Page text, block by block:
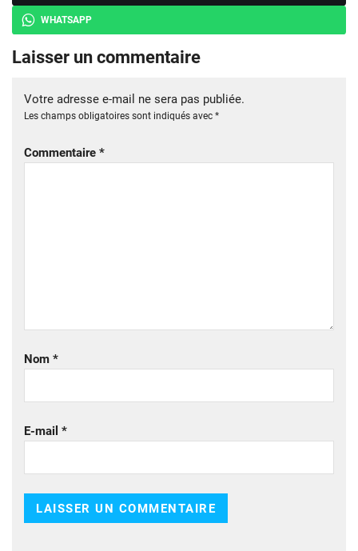
WHATSAPP
Laisser un commentaire
Votre adresse e-mail ne sera pas publiée.
Les champs obligatoires sont indiqués avec *
Commentaire *
Nom *
E-mail *